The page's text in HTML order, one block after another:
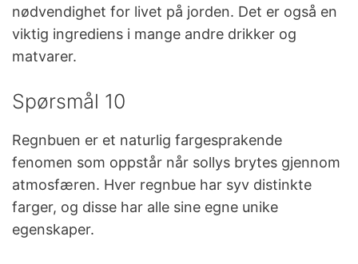
nødvendighet for livet på jorden. Det er også en
viktig ingrediens i mange andre drikker og
matvarer.
Spørsmål 10
Regnbuen er et naturlig fargesprakende
fenomen som oppstår når sollys brytes gjennom
atmosfæren. Hver regnbue har syv distinkte
farger, og disse har alle sine egne unike
egenskaper.